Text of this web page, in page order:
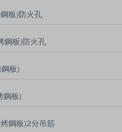
板)防火孔
鋼板)防火孔
板)
鋼板)
鋼板)2分吊筋